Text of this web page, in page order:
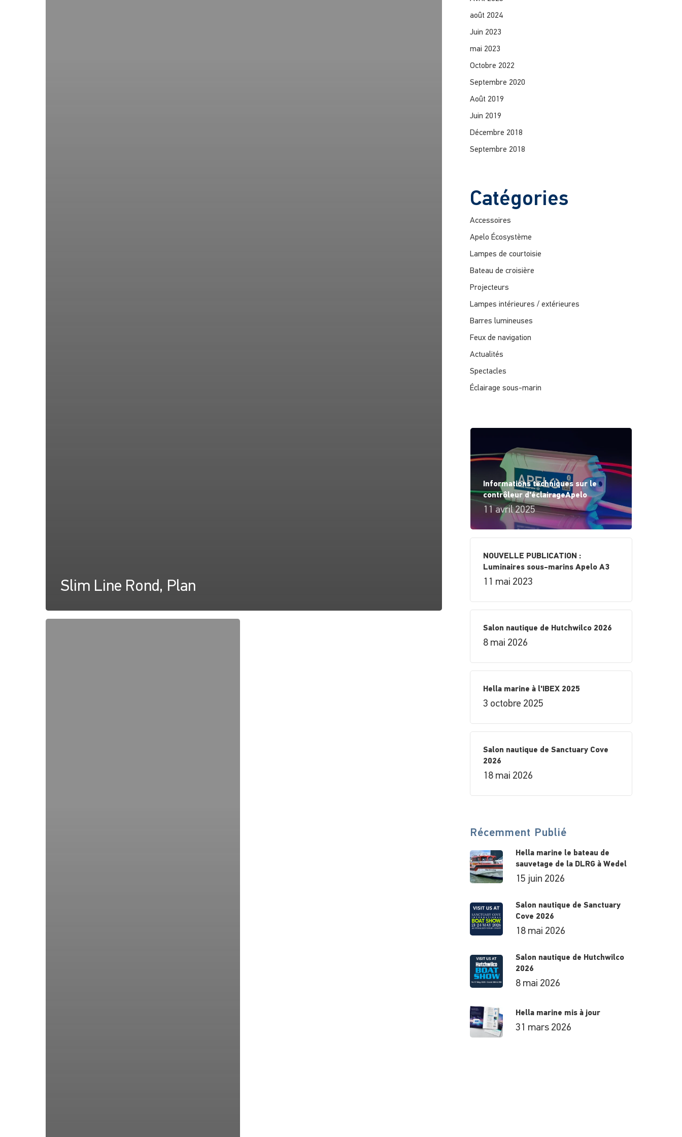
Slim Line Rond, Plan
Slim
août 2024
Juin 2023
mai 2023
Octobre 2022
Septembre 2020
Août 2019
Juin 2019
Décembre 2018
Septembre 2018
Catégories
Accessoires
Apelo Écosystème
Lampes de courtoisie
Bateau de croisière
Projecteurs
Lampes intérieures / extérieures
Barres lumineuses
Feux de navigation
Actualités
Spectacles
Éclairage sous-marin
Informations techniques sur le
contrôleur d'éclairageApelo
11 avril 2025
NOUVELLE PUBLICATION :
Luminaires sous-marins Apelo A3
11 mai 2023
Salon nautique de Hutchwilco 2026
8 mai 2026
Hella marine à l'IBEX 2025
3 octobre 2025
Salon nautique de Sanctuary Cove
2026
18 mai 2026
Récemment Publié
Hella marine le bateau de
sauvetage de la DLRG à Wedel
15 juin 2026
Salon nautique de Sanctuary
Cove 2026
18 mai 2026
Salon nautique de Hutchwilco
2026
8 mai 2026
Hella marine mis à jour
31 mars 2026